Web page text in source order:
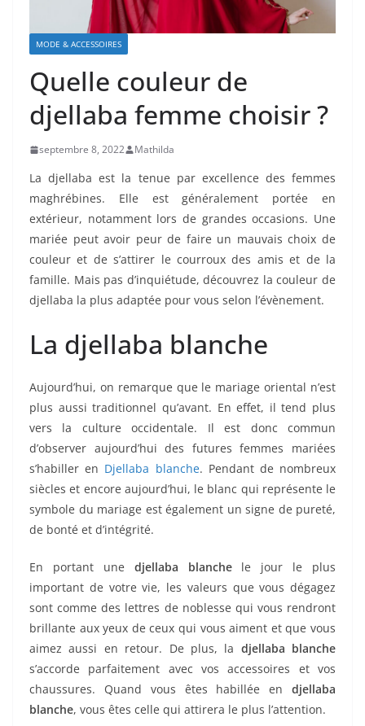
MODE & ACCESSOIRES
Quelle couleur de
djellaba femme choisir ?
septembre 8, 2022 Mathilda
La djellaba est la tenue par excellence des femmes
maghrébines. Elle est généralement portée en
extérieur, notamment lors de grandes occasions. Une
mariée peut avoir peur de faire un mauvais choix de
couleur et de s’attirer le courroux des amis et de la
famille. Mais pas d’inquiétude, découvrez la couleur de
djellaba la plus adaptée pour vous selon l’évènement.
La djellaba blanche
Aujourd’hui, on remarque que le mariage oriental n’est
plus aussi traditionnel qu’avant. En effet, il tend plus
vers la culture occidentale. Il est donc commun
d’observer aujourd’hui des futures femmes mariées
s’habiller en Djellaba blanche. Pendant de nombreux
siècles et encore aujourd’hui, le blanc qui représente le
symbole du mariage est également un signe de pureté,
de bonté et d’intégrité.
En portant une djellaba blanchele jour le plus
important de votre vie, les valeurs que vous dégagez
sont comme des lettres de noblesse qui vous rendront
brillante aux yeux de ceux qui vous aiment et que vous
aimez aussi en retour. De plus, la djellaba blanche
s’accorde parfaitement avec vos accessoires et vos
chaussures. Quand vous êtes habillée en djellaba
blanche, vous êtes celle qui attirera le plus l’attention.